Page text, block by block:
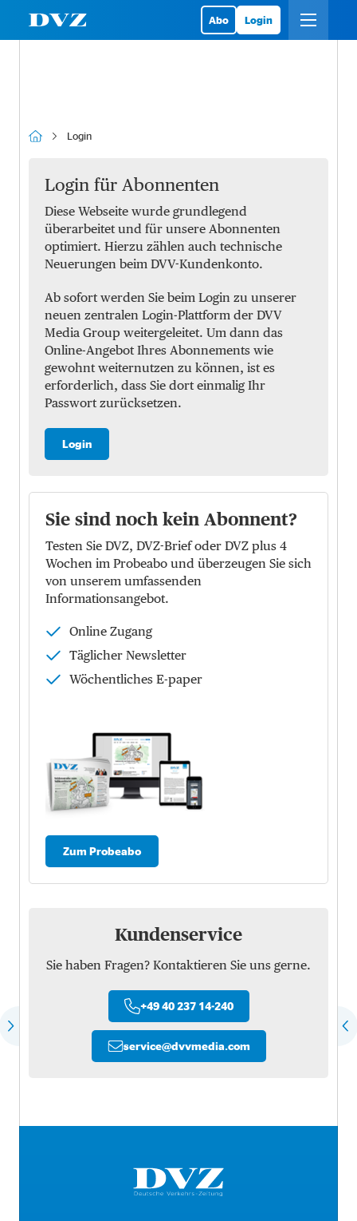
Abo Login
Login
Login für Abonnenten
Diese Webseite wurde grundlegend
überarbeitet und für unsere Abonnenten
optimiert. Hierzu zählen auch technische
Neuerungen beim DVV-Kundenkonto.
Ab sofort werden Sie beim Login zu unserer
neuen zentralen Login-Plattform der DVV
Media Group weitergeleitet. Um dann das
Online-Angebot Ihres Abonnements wie
gewohnt weiternutzen zu können, ist es
erforderlich, dass Sie dort einmalig Ihr
Passwort zurücksetzen.
Login
Sie sind noch kein Abonnent?
Testen Sie DVZ, DVZ-Brief oder DVZ plus 4
Wochen im Probeabo und überzeugen Sie sich
von unserem umfassenden
Informationsangebot.
Online Zugang
Täglicher Newsletter
Wöchentliches E-paper
Zum Probeabo
Kundenservice
Sie haben Fragen? Kontaktieren Sie uns gerne.
+49 40 237 14-240
service@dvvmedia.com